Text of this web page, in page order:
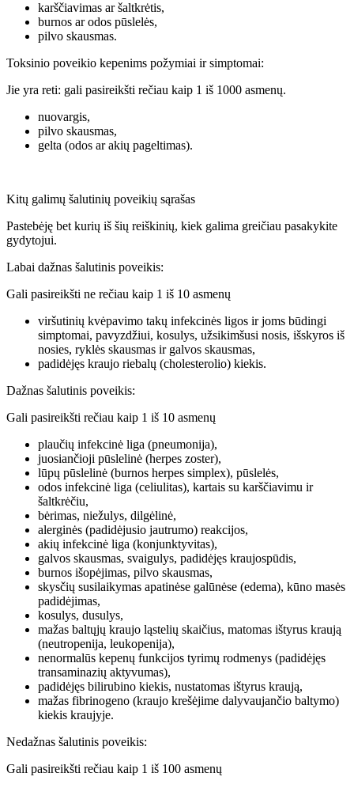
karščiavimas ar šaltkrėtis,
burnos ar odos pūslelės,
pilvo skausmas.
Toksinio poveikio kepenims požymiai ir simptomai:
Jie yra reti: gali pasireikšti rečiau kaip 1 iš 1000 asmenų.
nuovargis,
pilvo skausmas,
gelta (odos ar akių pageltimas).
Kitų galimų šalutinių poveikių sąrašas
Pastebėję bet kurių iš šių reiškinių, kiek galima greičiau pasakykite
gydytojui.
Labai dažnas šalutinis poveikis:
Gali pasireikšti ne rečiau kaip 1 iš 10 asmenų
viršutinių kvėpavimo takų infekcinės ligos ir joms būdingi
simptomai, pavyzdžiui, kosulys, užsikimšusi nosis, išskyros iš
nosies, ryklės skausmas ir galvos skausmas,
padidėjęs kraujo riebalų (cholesterolio) kiekis.
Dažnas šalutinis poveikis:
Gali pasireikšti rečiau kaip 1 iš 10 asmenų
plaučių infekcinė liga (pneumonija),
juosiančioji pūslelinė (herpes zoster),
lūpų pūslelinė (burnos herpes simplex), pūslelės,
odos infekcinė liga (celiulitas), kartais su karščiavimu ir
šaltkrėčiu,
bėrimas, niežulys, dilgėlinė,
alerginės (padidėjusio jautrumo) reakcijos,
akių infekcinė liga (konjunktyvitas),
galvos skausmas, svaigulys, padidėjęs kraujospūdis,
burnos išopėjimas, pilvo skausmas,
skysčių susilaikymas apatinėse galūnėse (edema), kūno masės
padidėjimas,
kosulys, dusulys,
mažas baltųjų kraujo ląstelių skaičius, matomas ištyrus kraują
(neutropenija, leukopenija),
nenormalūs kepenų funkcijos tyrimų rodmenys (padidėjęs
transaminazių aktyvumas),
padidėjęs bilirubino kiekis, nustatomas ištyrus kraują,
mažas fibrinogeno (kraujo krešėjime dalyvaujančio baltymo)
kiekis kraujyje.
Nedažnas šalutinis poveikis:
Gali pasireikšti rečiau kaip 1 iš 100 asmenų